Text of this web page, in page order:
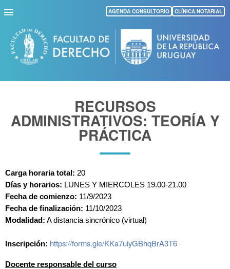
Pasar
al
contenido
principal
AGENDA CONSULTORIO CLÍNICA NOTARIAL
RECURSOS
ADMINISTRATIVOS: TEORÍA Y
PRÁCTICA
Carga horaria total: 20
Días y horarios: LUNES Y MIERCOLES 19.00-21.00
Fecha de comienzo: 11/9/2023
Fecha de finalización: 11/10/2023
Modalidad: A distancia sincrónico (virtual)
Inscripción: https://forms.gle/KKa7uiyGBhqBrA3T6
Docente responsable del curso